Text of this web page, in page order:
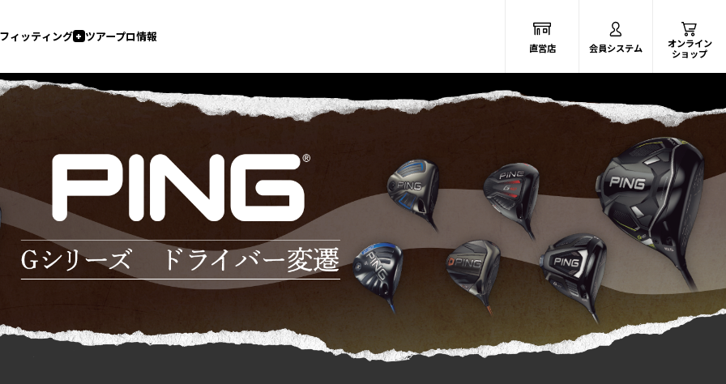
ドライバー）
フィッティングスタジオ（直営店） 認定フィッター在籍店 コンセプトショップ